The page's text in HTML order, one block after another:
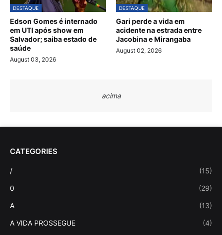
DESTAQUE
Edson Gomes é internado
em UTI após show em
Salvador; saiba estado de
saúde
August 03, 2026
DESTAQUE
Gari perde a vida em
acidente na estrada entre
Jacobina e Mirangaba
August 02, 2026
acima
CATEGORIES
/ (15)
0 (29)
A (13)
A VIDA PROSSEGUE (4)